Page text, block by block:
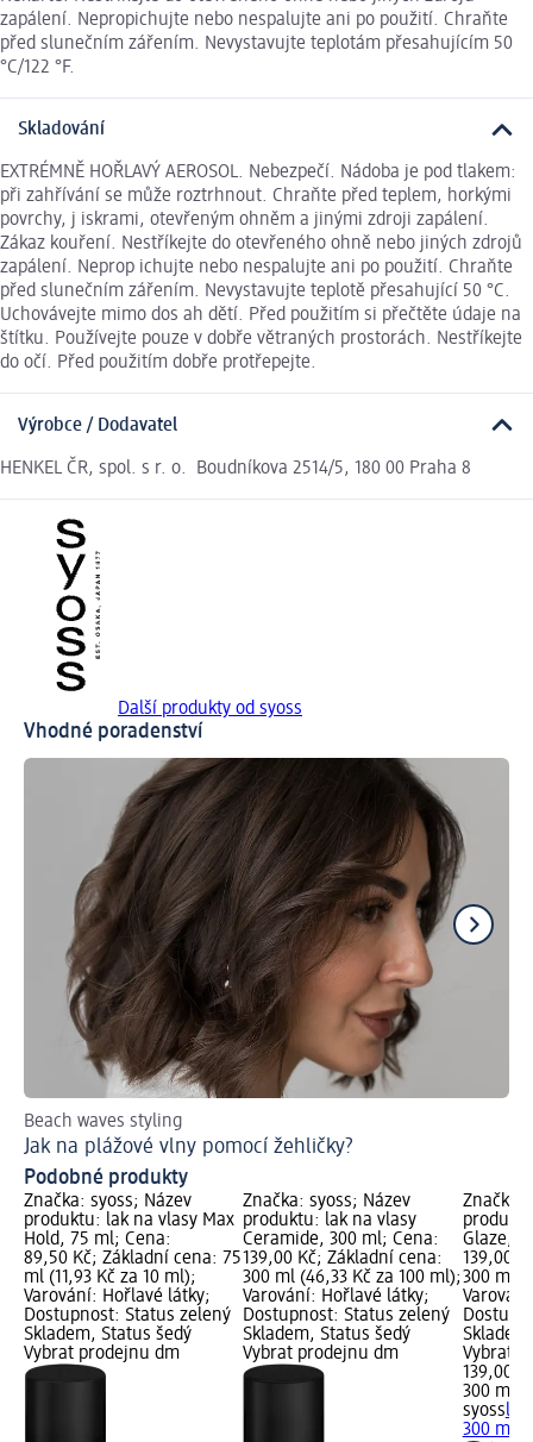
zapálení. Nepropichujte nebo nespalujte ani po použití. Chraňte
před slunečním zářením. Nevystavujte teplotám přesahujícím 50
°C/122 °F.
Skladování
EXTRÉMNĚ HOŘLAVÝ AEROSOL. Nebezpečí. Nádoba je pod tlakem:
při zahřívání se může roztrhnout. Chraňte před teplem, horkými
povrchy, j iskrami, otevřeným ohněm a jinými zdroji zapálení.
Zákaz kouření. Nestříkejte do otevřeného ohně nebo jiných zdrojů
zapálení. Neprop ichujte nebo nespalujte ani po použití. Chraňte
před slunečním zářením. Nevystavujte teplotě přesahující 50 °C.
Uchovávejte mimo dos ah dětí. Před použitím si přečtěte údaje na
štítku. Používejte pouze v dobře větraných prostorách. Nestříkejte
do očí. Před použitím dobře protřepejte.
Výrobce / Dodavatel
HENKEL ČR, spol. s r. o. Boudníkova 2514/5, 180 00 Praha 8
Další produkty od syoss
Vhodné poradenství
Beach waves styling
Jak na plážové vlny pomocí žehličky?
Podobné produkty
Značka: syoss; Název
produktu: lak na vlasy Max
Hold, 75 ml; Cena:
89,50 Kč; Základní cena: 75
ml (11,93 Kč za 10 ml);
Varování: Hořlavé látky;
Dostupnost: Status zelený
Skladem, Status šedý
Vybrat prodejnu dm
Značka: syoss; Název
produktu: lak na vlasy
Ceramide, 300 ml; Cena:
139,00 Kč; Základní cena:
300 ml (46,33 Kč za 100 ml);
Varování: Hořlavé látky;
Dostupnost: Status zelený
Skladem, Status šedý
Vybrat prodejnu dm
Značka:
Glaze,
139,00
300 ml
Vybrat
139,00
300 ml
syosslak
300 ml